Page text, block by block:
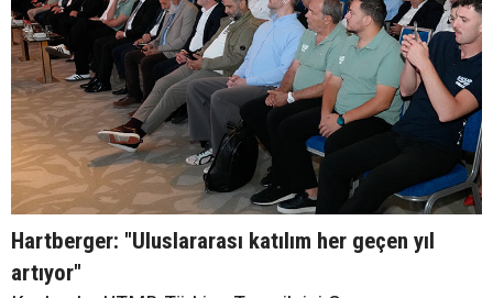
Hartberger: "Uluslararası katılım her geçen yıl
artıyor"